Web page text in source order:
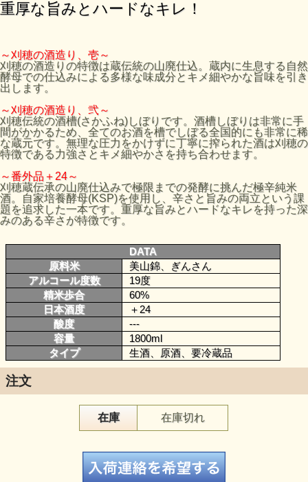
重厚な旨みとハードなキレ！
～刈穂の酒造り、壱～
刈穂の酒造りの特徴は蔵伝統の山廃仕込。蔵内に生息する自然
酵母での仕込みによる多様な味成分とキメ細やかな旨味を引き
出します。
～刈穂の酒造り、弐～
刈穂伝統の酒槽(さかふね)しぼりです。酒槽しぼりは非常に手
間がかかるため、全てのお酒を槽でしぼる全国的にも非常に稀
な蔵元です。無理な圧力をかけずに丁寧に搾られた酒は刈穂の
特徴である力強さとキメ細やかさを持ち合わせます。
～番外品＋24～
刈穂蔵伝承の山廃仕込みで極限までの発酵に挑んだ極辛純米
酒。自家培養酵母(KSP)を使用し、辛さと旨みの両立という課
題を追求した一本です。重厚な旨みとハードなキレを持った深
みのある辛さが特徴です。
DATA
原料米
美山錦、ぎんさん
アルコール度数
19度
精米歩合
60%
日本酒度
＋24
酸度
---
容量
1800ml
タイプ
生酒、原酒、要冷蔵品
注文
在庫 在庫切れ